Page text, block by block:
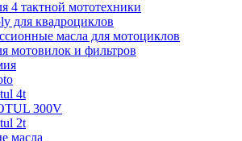
4 тактной мототехники
для квадроциклов
масла для мотоциклов
мотовилок и фильтров
4t
300V
2t
масла